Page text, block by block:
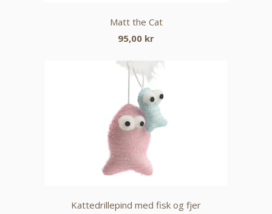
Matt the Cat
95,00 kr
Kattedrillepind med fisk og fjer